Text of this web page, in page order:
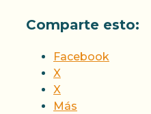
Comparte esto:
Facebook
X
X
Más